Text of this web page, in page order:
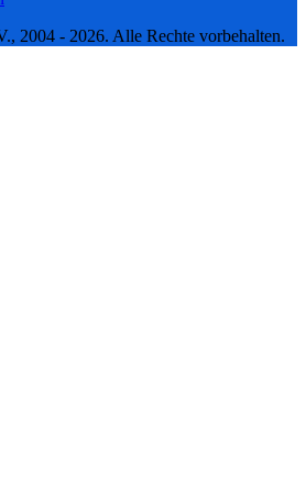
2004 - 2026. Alle Rechte vorbehalten.